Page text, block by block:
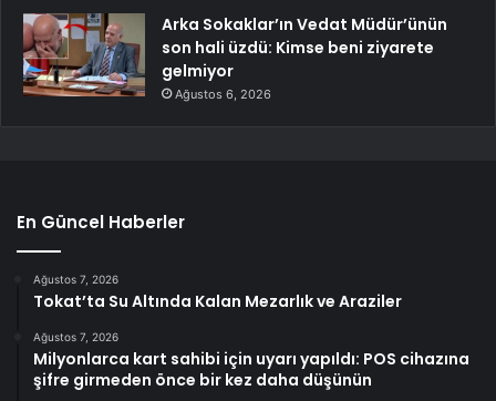
Arka Sokaklar’ın Vedat Müdür’ünün
son hali üzdü: Kimse beni ziyarete
gelmiyor
Ağustos 6, 2026
En Güncel Haberler
Ağustos 7, 2026
Tokat’ta Su Altında Kalan Mezarlık ve Araziler
Ağustos 7, 2026
Milyonlarca kart sahibi için uyarı yapıldı: POS cihazına
şifre girmeden önce bir kez daha düşünün